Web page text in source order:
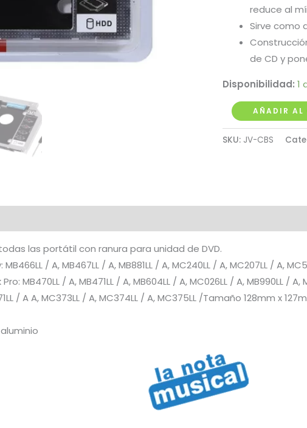
reduce al
Sirve como
de CD y
Disponibilidad: 1
Caddy
Disco
Duro
AÑADIR AL
SKU: JV-CBS
las portátil con ranura para unidad de DVD.
/ A, MB467LL / A, MB881LL / A, MC240LL / A, MC207LL / A,
MB470LL / A, MB471LL / A, MB604LL / A, MC026LL / A, MB990LL / A,
/ A A, MC373LL / A, MC374LL / A, MC375LL /Tamaño 128mm x